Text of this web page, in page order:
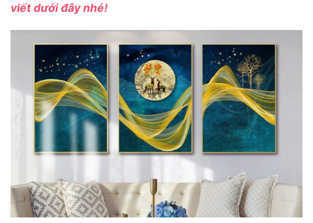
viết dưới đây nhé!